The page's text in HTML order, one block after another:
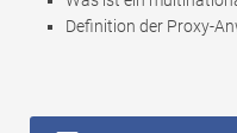
Definition der Proxy-